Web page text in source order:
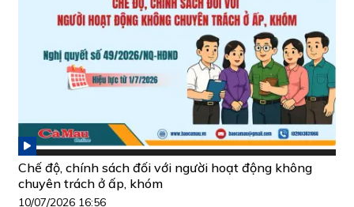
Chế độ, chính sách đối với người hoạt động không
chuyên trách ở ấp, khóm
10/07/2026 16:56